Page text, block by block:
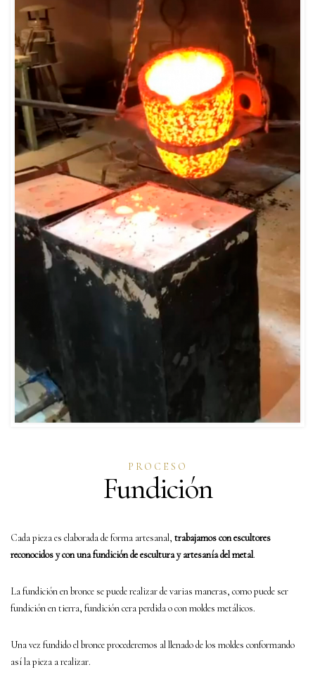
PROCESO
Fundición
Cada pieza es elaborada de forma artesanal, trabajamos con escultores
reconocidos y con una fundición de escultura y artesanía del metal.
La fundición en bronce se puede realizar de varias maneras, como puede ser
fundición en tierra, fundición cera perdida o con moldes metálicos.
Una vez fundido el bronce procederemos al llenado de los moldes conformando
así la pieza a realizar.